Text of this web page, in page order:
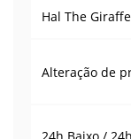
Hal The
Alteração de
24h Baixo /